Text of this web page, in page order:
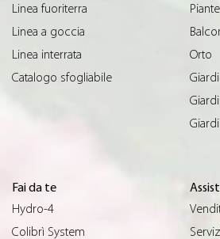
Linea fuoriterra
Linea a goccia
Linea interrata
Catalogo sfogliabile
Orto
Fai da te
Hydro-4
Colibrì System